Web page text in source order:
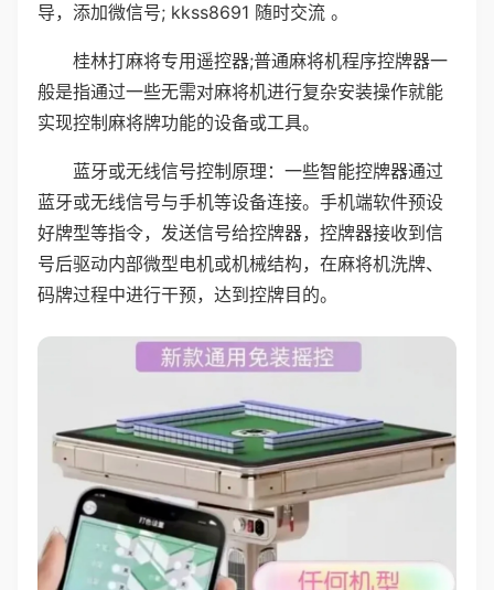
导，添加微信号; kkss8691 随时交流 。
桂林打麻将专用遥控器;普通麻将机程序控牌器一
般是指通过一些无需对麻将机进行复杂安装操作就能
实现控制麻将牌功能的设备或工具。
蓝牙或无线信号控制原理：一些智能控牌器通过
蓝牙或无线信号与手机等设备连接。手机端软件预设
好牌型等指令，发送信号给控牌器，控牌器接收到信
号后驱动内部微型电机或机械结构，在麻将机洗牌、
码牌过程中进行干预，达到控牌目的。